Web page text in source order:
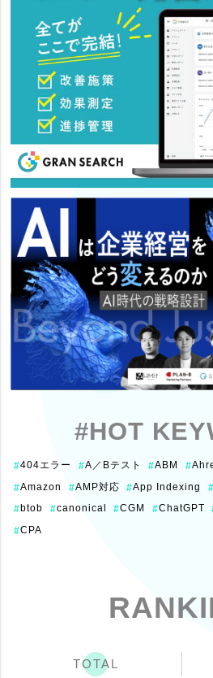
#HOT
#404エラー #A／Bテスト #ABM #
#Amazon #AMP対応 #App Indexing #
#btob #canonical #CGM #ChatGPT
#CPA
TOTAL